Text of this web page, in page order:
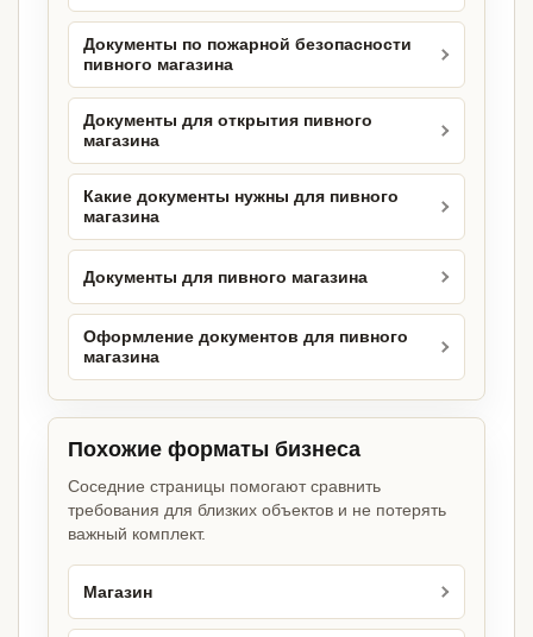
Документы по пожарной безопасности
пивного магазина
Документы для открытия пивного
магазина
Какие документы нужны для пивного
магазина
Документы для пивного магазина
Оформление документов для пивного
магазина
Похожие форматы бизнеса
Соседние страницы помогают сравнить
требования для близких объектов и не потерять
важный комплект.
Магазин